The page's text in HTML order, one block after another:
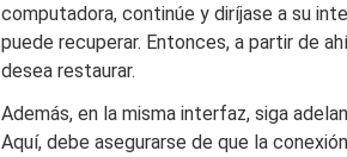
computadora, continúe y diríjase a su
puede recuperar. Entonces, a partir de
desea restaurar.
Además, en la misma interfaz, siga
Aquí, debe asegurarse de que la